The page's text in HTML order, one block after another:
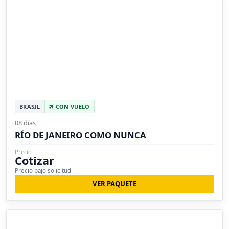
BRASIL CON VUELO
08 días
RÍO DE JANEIRO COMO NUNCA
Precio
Cotizar
Precio bajo solicitud
VER PAQUETE